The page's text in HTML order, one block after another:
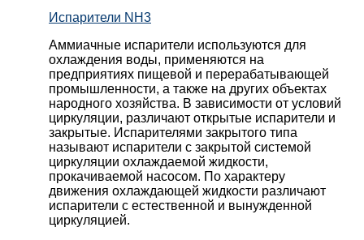
Испарители NH3
Аммиачные испарители используются для
охлаждения воды, применяются на
предприятиях пищевой и перерабатывающей
промышленности, а также на других объектах
народного хозяйства. В зависимости от условий
циркуляции, различают открытые испарители и
закрытые. Испарителями закрытого типа
называют испарители с закрытой системой
циркуляции охлаждаемой жидкости,
прокачиваемой насосом. По характеру
движения охлаждающей жидкости различают
испарители с естественной и вынужденной
циркуляцией.